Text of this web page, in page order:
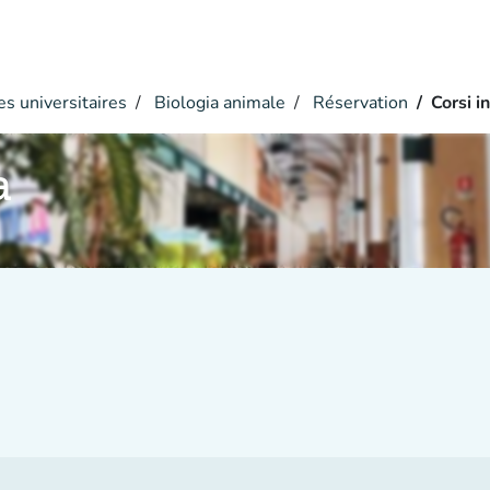
universitaires Biologia animale Réservation Corsi